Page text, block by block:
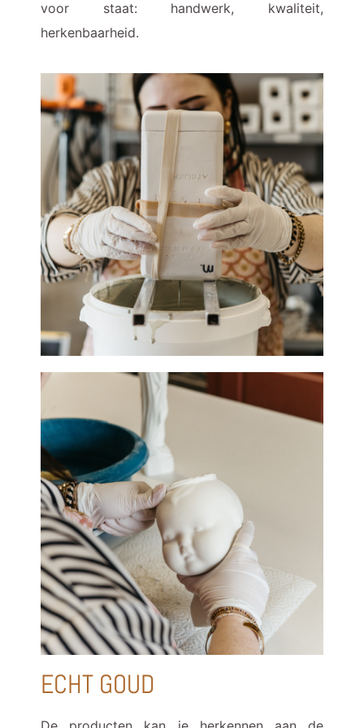
voor staat: handwerk, kwaliteit,
herkenbaarheid.
ECHT GOUD